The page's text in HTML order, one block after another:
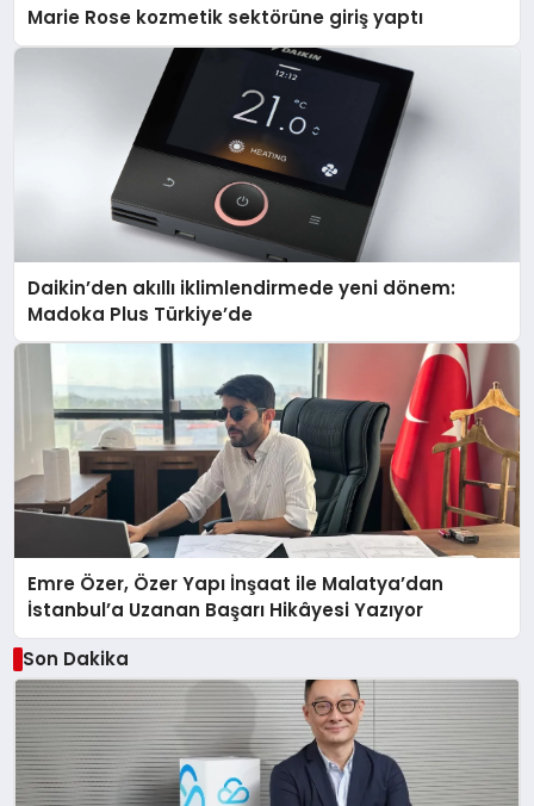
Marie Rose kozmetik sektörüne giriş yaptı
Daikin’den akıllı iklimlendirmede yeni dönem:
Madoka Plus Türkiye’de
Emre Özer, Özer Yapı İnşaat ile Malatya’dan
İstanbul’a Uzanan Başarı Hikâyesi Yazıyor
Son Dakika